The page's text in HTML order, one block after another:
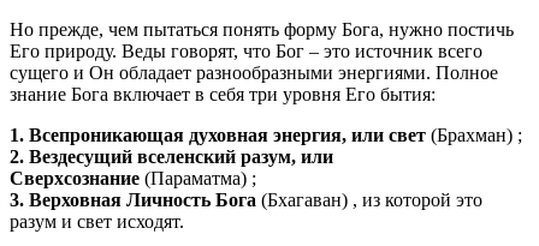
Но прежде, чем пытаться понять форму Бога, нужно постичь
Его природу. Веды говорят, что Бог – это источник всего
сущего и Он обладает разнообразными энергиями. Полное
знание Бога включает в себя три уровня Его бытия:
1. Всепроникающая духовная энергия, или свет (Брахман) ;
2. Вездесущий вселенский разум, или
Сверхсознание (Параматма) ;
3. Верховная Личность Бога (Бхагаван) , из которой это
разум и свет исходят.